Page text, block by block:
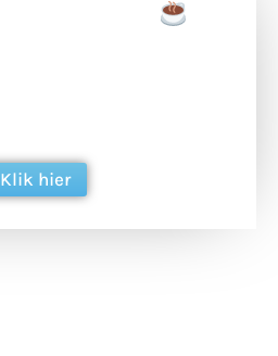
Klik hier